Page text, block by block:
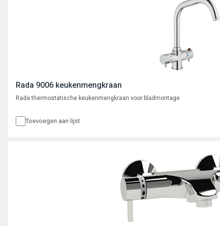
Rada 9006 keukenmengkraan
Rada thermostatische keukenmengkraan voor bladmontage
Toevoegen aan lijst